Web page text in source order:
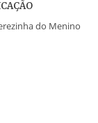
do Menino